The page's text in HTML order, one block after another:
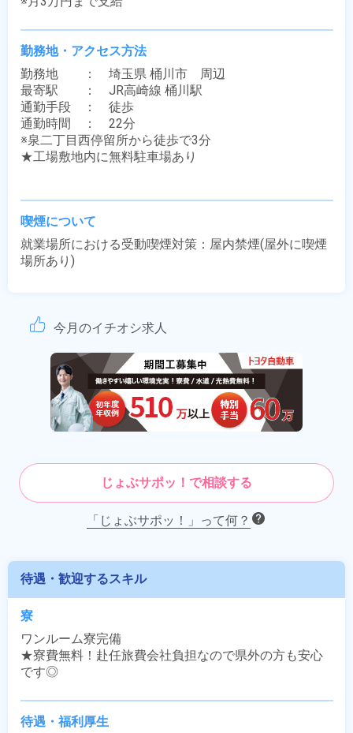
勤務地・アクセス方法
勤務地　　：　埼玉県 桶川市　周辺
最寄駅　　：　JR高崎線 桶川駅
通勤手段　：　徒歩
通勤時間　：　22分
※泉二丁目西停留所から徒歩で3分
★工場敷地内に無料駐車場あり
喫煙について
就業場所における受動喫煙対策：屋内禁煙(屋外に喫煙
場所あり)
今月のイチオシ求人
じょぶサポッ！で相談する
「じょぶサポッ！」って何？
待遇・歓迎するスキル
寮
ワンルーム寮完備
★寮費無料！赴任旅費会社負担なので県外の方も安心
です◎
待遇・福利厚生